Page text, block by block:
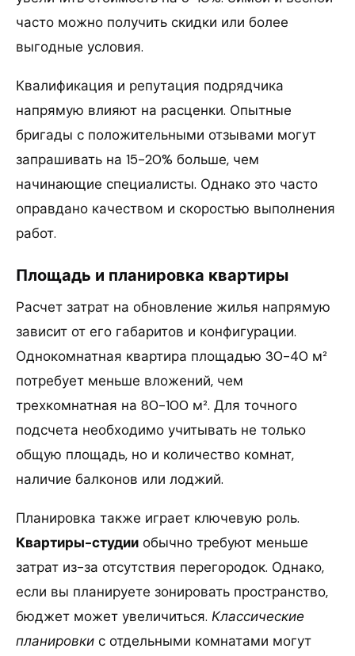
часто можно получить скидки или более
выгодные условия.
Квалификация и репутация подрядчика
напрямую влияют на расценки. Опытные
бригады с положительными отзывами могут
запрашивать на 15-20% больше, чем
начинающие специалисты. Однако это часто
оправдано качеством и скоростью выполнения
работ.
Площадь и планировка квартиры
Расчет затрат на обновление жилья напрямую
зависит от его габаритов и конфигурации.
Однокомнатная квартира площадью 30-40 м²
потребует меньше вложений, чем
трехкомнатная на 80-100 м². Для точного
подсчета необходимо учитывать не только
общую площадь, но и количество комнат,
наличие балконов или лоджий.
Планировка также играет ключевую роль.
Квартиры-студии обычно требуют меньше
затрат из-за отсутствия перегородок. Однако,
если вы планируете зонировать пространство,
бюджет может увеличиться. Классические
планировки с отдельными комнатами могут